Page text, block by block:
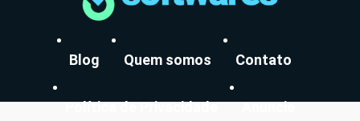
Blog Quem somos Contato
Política de Privacidade Anuncie